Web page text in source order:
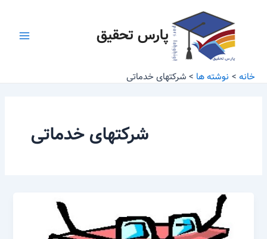
پارس تحقیق
خانه نوشته ها شرکتهای خدماتی
شرکتهای خدماتی